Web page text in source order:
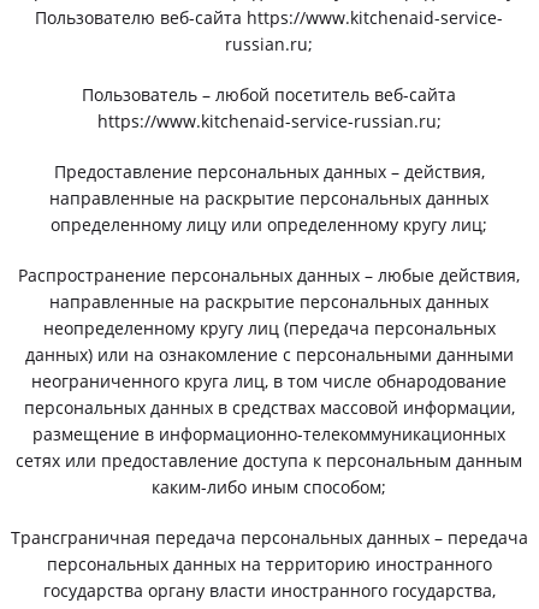
Пользователю веб-сайта https://www.kitchenaid-service-
russian.ru;
Пользователь – любой посетитель веб-сайта
https://www.kitchenaid-service-russian.ru;
Предоставление персональных данных – действия,
направленные на раскрытие персональных данных
определенному лицу или определенному кругу лиц;
Распространение персональных данных – любые действия,
направленные на раскрытие персональных данных
неопределенному кругу лиц (передача персональных
данных) или на ознакомление с персональными данными
неограниченного круга лиц, в том числе обнародование
персональных данных в средствах массовой информации,
размещение в информационно-телекоммуникационных
сетях или предоставление доступа к персональным данным
каким-либо иным способом;
Трансграничная передача персональных данных – передача
персональных данных на территорию иностранного
государства органу власти иностранного государства,